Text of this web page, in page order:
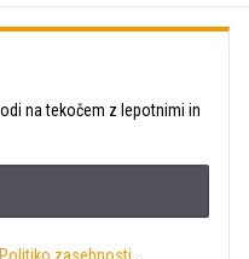
na tekočem z lepotnimi in